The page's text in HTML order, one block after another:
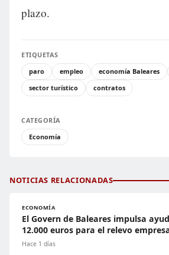
plazo.
ETIQUETAS
paro
empleo economía Baleares
sector turístico
contratos
CATEGORÍA
Economía
NOTICIAS RELACIONADAS
ECONOMÍA
El Govern de Baleares impulsa
12.000 euros para el relevo
Hace 1 días